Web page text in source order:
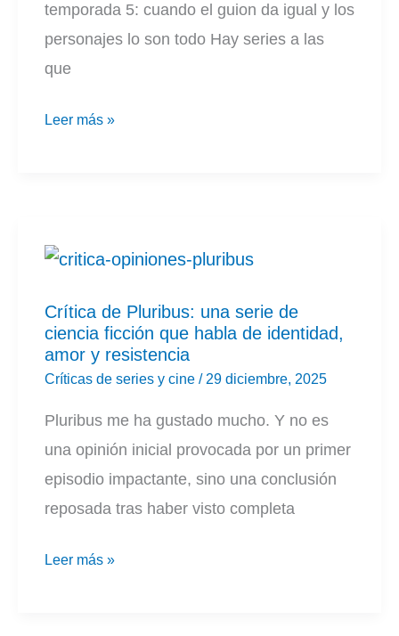
temporada 5: cuando el guion da igual y los
personajes lo son todo Hay series a las
que
Solo
Leer más »
Crítica de Pluribus: una serie de
ciencia ficción que habla de identidad,
amor y resistencia
Críticas de series y cine / 29 diciembre, 2025
Pluribus me ha gustado mucho. Y no es
una opinión inicial provocada por un primer
episodio impactante, sino una conclusión
reposada tras haber visto completa
Crítica
Leer más »